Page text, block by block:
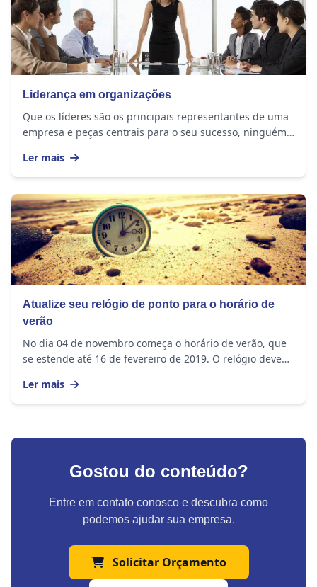
Liderança em organizações
Que os líderes são os principais representantes de uma
empresa e peças centrais para o seu sucesso, ninguém
Ler mais
Atualize seu relógio de ponto para o horário de
verão
No dia 04 de novembro começa o horário de verão, que
se estende até 16 de fevereiro de 2019. O relógio deve
Ler mais
Gostou do conteúdo?
Entre em contato conosco e descubra como
podemos ajudar sua empresa.
Solicitar Orçamento